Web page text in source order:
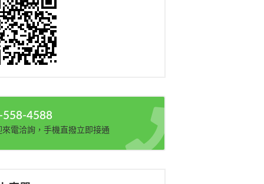
558-4588
來電洽詢，手機直撥立即接通